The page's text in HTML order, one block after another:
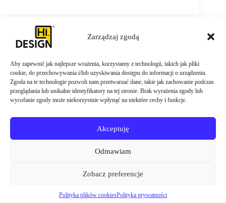
Zarządzaj zgodą
Aby zapewnić jak najlepsze wrażenia, korzystamy z technologii, takich jak pliki
cookie, do przechowywania i/lub uzyskiwania dostępu do informacji o urządzeniu.
Zgoda na te technologie pozwoli nam przetwarzać dane, takie jak zachowanie podczas
przeglądania lub unikalne identyfikatory na tej stronie. Brak wyrażenia zgody lub
wycofanie zgody może niekorzystnie wpłynąć na niektóre cechy i funkcje.
Akceptuję
Odmawiam
Zobacz preferencje
Polityka plików cookiesPolityka prywatności
ZAMÓW TERAZ